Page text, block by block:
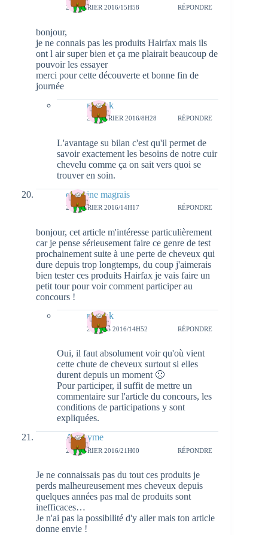
28 FÉVRIER 2016/15H58 RÉPONDRE
bonjour,
je ne connais pas les produits Hairfax mais ils
ont l air super bien et ça me plairait beaucoup de
pouvoir les essayer
merci pour cette découverte et bonne fin de
journée
natieak
29 FÉVRIER 2016/8H28 RÉPONDRE
L'avantage su bilan c'est qu'il permet de
savoir exactement les besoins de notre cuir
chevelu comme ça on sait vers quoi se
trouver en soin.
cendrine magrais
29 FÉVRIER 2016/14H17 RÉPONDRE
bonjour, cet article m'intéresse particulièrement
car je pense sérieusement faire ce genre de test
prochainement suite à une perte de cheveux qui
dure depuis trop longtemps, du coup j'aimerais
bien tester ces produits Hairfax je vais faire un
petit tour pour voir comment participer au
concours !
natieak
2 MARS 2016/14H52 RÉPONDRE
Oui, il faut absolument voir qu'où vient
cette chute de cheveux surtout si elles
durent depuis un moment 🙁
Pour participer, il suffit de mettre un
commentaire sur l'article du concours, les
conditions de participations y sont
expliquées.
Anonyme
29 FÉVRIER 2016/21H00 RÉPONDRE
Je ne connaissais pas du tout ces produits je
perds malheureusement mes cheveux depuis
quelques années pas mal de produits sont
inefficaces…
Je n'ai pas la possibilité d'y aller mais ton article
donne envie !